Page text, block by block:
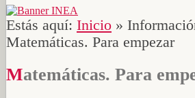
Estás aquí: Inicio »
Matemáticas. Para empezar
Matemáticas. Para